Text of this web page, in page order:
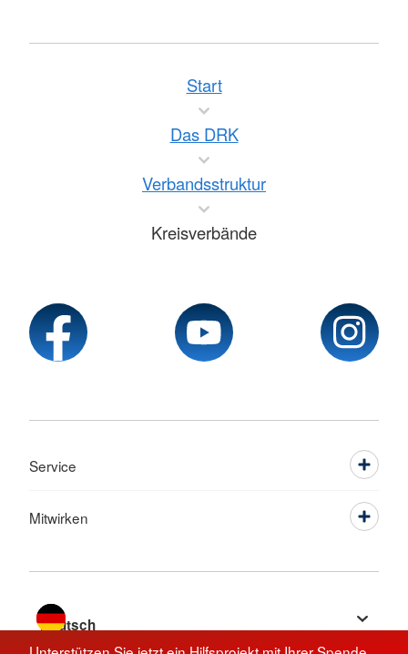
Start
Das DRK
Verbandsstruktur
Kreisverbände
Service
Mitwirken
Sprache wechseln zu